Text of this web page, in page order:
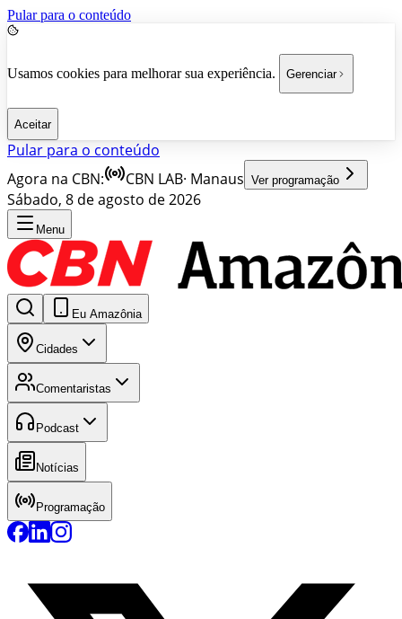
Pular para o conteúdo
Usamos cookies para melhorar sua experiência. Gerenciar
Aceitar
Pular para o conteúdo
Agora na CBN:
CBN LAB· Manaus Ver programação
Sábado, 8 de agosto de 2026
Menu
Eu Amazônia
Cidades
Comentaristas
Podcast
Notícias
Programação